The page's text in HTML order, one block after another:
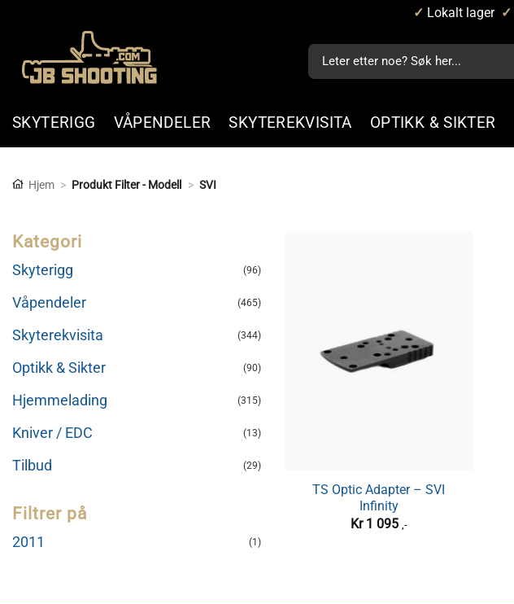
content
✓ Lokalt lager ✓
Søk
etter:
SKYTERIGG VÅPENDELER SKYTEREKVISITA OPTIKK & SIKTER
Hjem > Produkt Filter - Modell > SVI
Kategori
Skyterigg (96)
Våpendeler (465)
Skyterekvisita (344)
Optikk & Sikter (90)
Hjemmelading (315)
Kniver / EDC (13)
Tilbud (29)
Filtrer på
2011 (1)
TS Optic Adapter – SVI
Infinity
Kr 1 095 ,-